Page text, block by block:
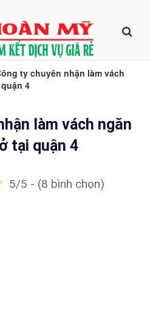
ty chuyên nhận làm vách
4
làm vách ngăn
tại quận 4
5/5 - (8 bình chọn)